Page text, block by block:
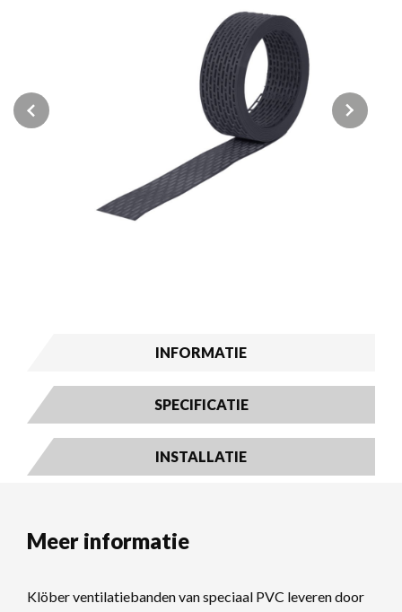
Previous Next
INFORMATIE
SPECIFICATIE
INSTALLATIE
Meer informatie
Klöber ventilatiebanden van speciaal PVC leveren door